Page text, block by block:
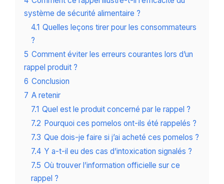
système de sécurité alimentaire ?
4.1 Quelles leçons tirer pour les consommateurs
?
5 Comment éviter les erreurs courantes lors d’un
rappel produit ?
6 Conclusion
7 A retenir
7.1 Quel est le produit concerné par le rappel ?
7.2 Pourquoi ces pomelos ont-ils été rappelés ?
7.3 Que dois-je faire si j’ai acheté ces pomelos ?
7.4 Y a-t-il eu des cas d’intoxication signalés ?
7.5 Où trouver l’information officielle sur ce
rappel ?